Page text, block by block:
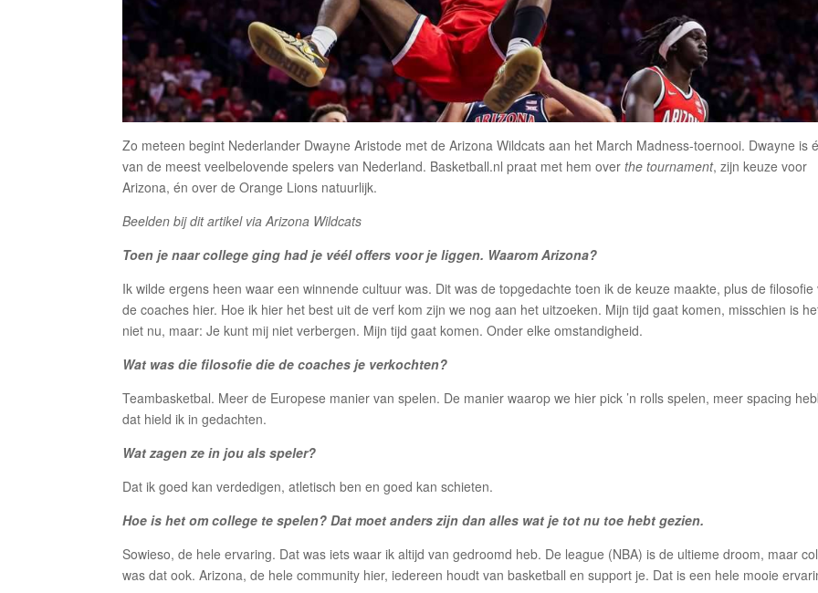
Zo meteen begint Nederlander Dwayne Aristode met de Arizona Wildcats aan het March Madness-toernooi. Dwayne is
van de meest veelbelovende spelers van Nederland. Basketball.nl praat met hem overthe tournament, zijn keuze voor
Arizona, én over de Orange Lions natuurlijk.
Beelden bij dit artikel via Arizona Wildcats
Toen je naar college ging had je véél offers voor je liggen. Waarom Arizona?
Ik wilde ergens heen waar een winnende cultuur was. Dit was de topgedachte toen ik de keuze maakte, plus de filosofie
de coaches hier. Hoe ik hier het best uit de verf kom zijn we nog aan het uitzoeken. Mijn tijd gaat komen, misschien is
niet nu, maar: Je kunt mij niet verbergen. Mijn tijd gaat komen. Onder elke omstandigheid.
Wat was die filosofie die de coaches je verkochten?
Teambasketbal. Meer de Europese manier van spelen. De manier waarop we hier pick ’n rolls spelen, meer spacing
dat hield ik in gedachten.
Wat zagen ze in jou als speler?
Dat ik goed kan verdedigen, atletisch ben en goed kan schieten.
Hoe is het om college te spelen? Dat moet anders zijn dan alles wat je tot nu toe hebt gezien.
Sowieso, de hele ervaring. Dat was iets waar ik altijd van gedroomd heb. De league (NBA) is de ultieme droom, maar
was dat ook. Arizona, de hele community hier, iedereen houdt van basketball en support je. Dat is een hele mooie